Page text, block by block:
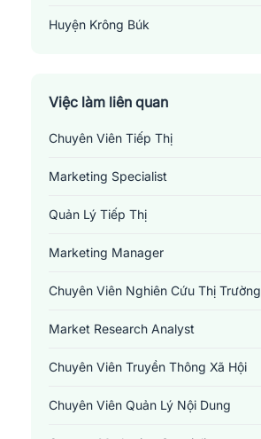
Huyện Krông Búk
Huyện Krông Pắc
Huyện Lắk
Huyện M'Đrắk
Thành Phố Buôn Ma Thuột
Thị Xã Buôn Hồ
Việc làm liên quan
Chuyên Viên Tiếp Thị
Marketing Specialist
Quản Lý Tiếp Thị
Marketing Manager
Chuyên Viên Nghiên Cứu Thị Trường
Market Research Analyst
Chuyên Viên Truyền Thông Xã Hội
Chuyên Viên Quản Lý Nội Dung